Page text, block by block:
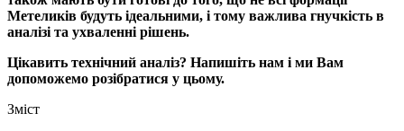
Метеликів будуть ідеальними, і тому важлива гнучкість в
аналізі та ухваленні рішень.
Цікавить технічний аналіз? Напишіть нам і ми Вам
допоможемо розібратися у цьому.
Зміст